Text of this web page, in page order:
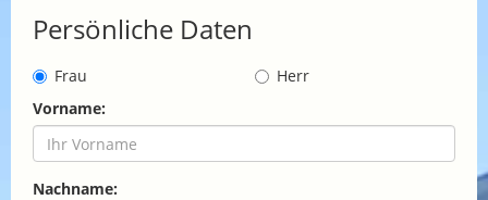
Persönliche Daten
Frau
Herr
Vorname:
Nachname: